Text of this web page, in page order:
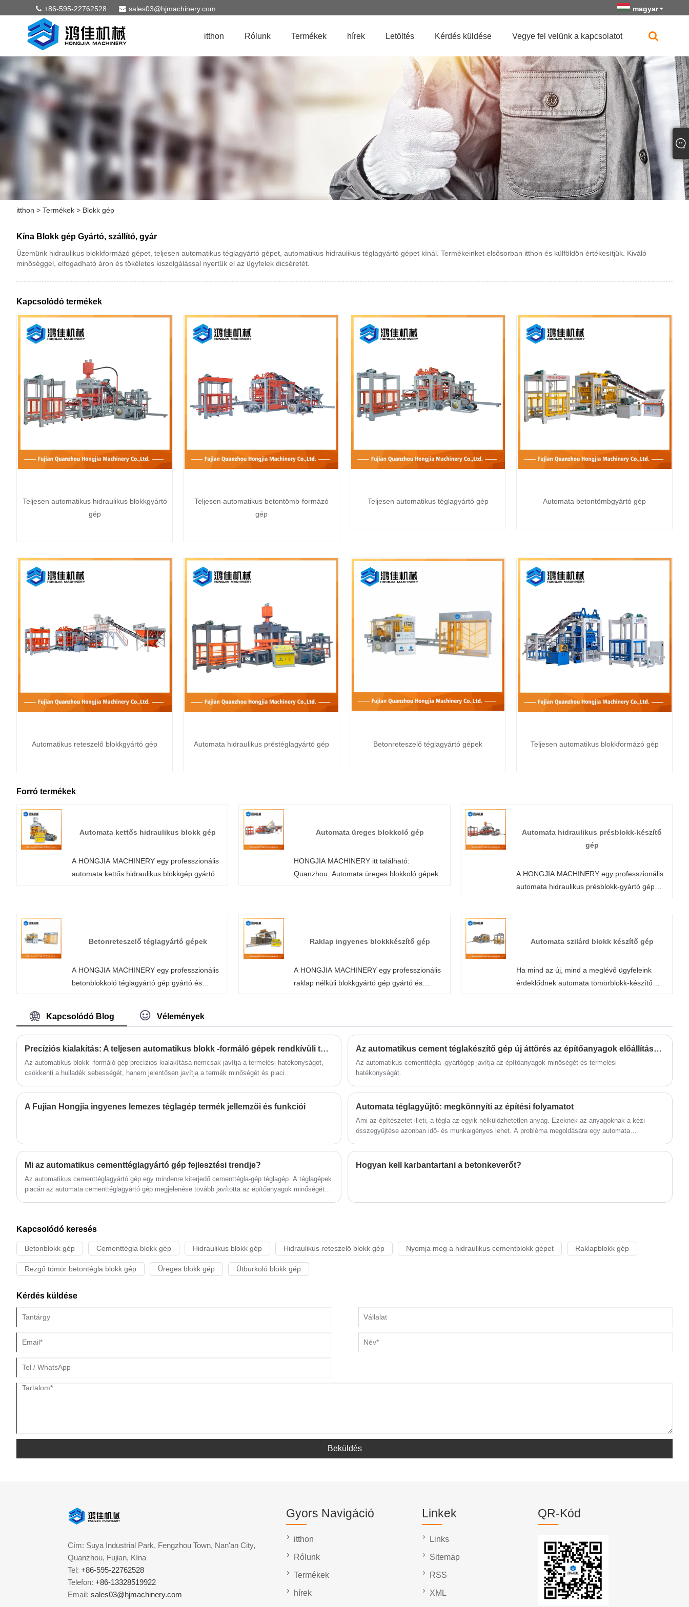
+86-595-22762528 sales03@hjmachinery.com magyar
itthon Rólunk Termékek hírek Letöltés Kérdés küldése Vegye fel velünk a kapcsolatot
itthon > Termékek > Blokk gép
Kína Blokk gép Gyártó, szállító, gyár
Üzemünk hidraulikus blokkformázó gépet, teljesen automatikus téglagyártó gépet, automatikus hidraulikus téglagyártó gépet kínál. Termékeinket elsősorban itthon és külföldön értékesítjük. Kiváló
minőséggel, elfogadható áron és tökéletes kiszolgálással nyertük el az ügyfelek dicséretét.
Kapcsolódó termékek
Teljesen automatikus hidraulikus blokkgyártó
gép
Teljesen automatikus betontömb-formázó
gép
Teljesen automatikus téglagyártó gép Automata betontömbgyártó gép
Automatikus reteszelő blokkgyártó gép Automata hidraulikus préstéglagyártó gép Betonreteszelő téglagyártó gépek Teljesen automatikus blokkformázó gép
Forró termékek
Automata kettős hidraulikus blokk gép
A HONGJIA MACHINERY egy professzionális
automata kettős hidraulikus blokkgép gyártó
A HONGJIA MACHINERY teljesen automatikus
Automata üreges blokkoló gép
HONGJIA MACHINERY itt található:
Quanzhou. Automata üreges blokkoló gépek
történő felhasználásával a hidraulikus
automatikusan befejezi az adagolási,
tömörítési, bontási és téglagyártási
Automata hidraulikus présblokk-készítő
gép
A HONGJIA MACHINERY egy professzionális
automata hidraulikus présblokk-gyártó gép
megnyugodhat, hogy az ár a lelkiismeret,
Betonreteszelő téglagyártó gépek
A HONGJIA MACHINERY egy professzionális
betonblokkoló téglagyártó gép gyártó és
nagykereskedelmi vagy testreszabott raklap
nélküli automata téglagyártó gépén bármikor.
Termékeinkre gyári akciós árakat biztosítunk.
A HONGJIA MACHINERY fali panelek gyártója
és szállítója Kínában.
Raklap ingyenes blokkkészítő gép
A HONGJIA MACHINERY egy professzionális
raklap nélküli blokkgyártó gép gyártó és
HONGJIA MACHINERY a legjobb értékesítés
utáni szolgáltatást és időben történő szállítást
kínálja Önnek.
Automata szilárd blokk készítő gép
Ha mind az új, mind a meglévő ügyfeleink
érdeklődnek automata tömörblokk-készítő
ügyfeleinknek a megfelelő konfiguráció
kiválasztásában a tényleges alkalmazási
igényeik alapján. Kérjük, küldje el nekünk
Kapcsolódó Blog Vélemények
Precíziós kialakítás: A teljesen automatikus blokk -formáló gépek rendkívüli teljesítménye
Az automatikus blokk -formáló gép precíziós kialakítása nemcsak javítja a termelési hatékonyságot,
csökkenti a hulladék sebességét, hanem jelentősen javítja a termék minőségét és piaci
Az automatikus cement téglakészítő gép új áttörés az építőanyagok előállításában?
Az automatikus cementtégla -gyártógép javítja az építőanyagok minőségét és termelési
hatékonyságát.
A Fujian Hongjia ingyenes lemezes téglagép termék jellemzői és funkciói Automata téglagyűjtő: megkönnyíti az építési folyamatot
Ami az építészetet illeti, a tégla az egyik nélkülözhetetlen anyag. Ezeknek az anyagoknak a kézi
összegyűjtése azonban idő- és munkaigényes lehet. A probléma megoldására egy automata
Mi az automatikus cementtéglagyártó gép fejlesztési trendje?
Az automatikus cementtéglagyártó gép egy mindenre kiterjedő cementtégla-gép téglagép. A téglagépek
piacán az automata cementtéglagyártó gép megjelenése tovább javította az építőanyagok minőségét,
Hogyan kell karbantartani a betonkeverőt?
Kapcsolódó keresés
Betonblokk gép Cementtégla blokk gép Hidraulikus blokk gép Hidraulikus reteszelő blokk gép Nyomja meg a hidraulikus cementblokk gépet Raklapblokk gép
Rezgő tömör betontégla blokk gép Üreges blokk gép Útburkoló blokk gép
Kérdés küldése
Beküldés
Cím: Suya Industrial Park, Fengzhou Town, Nan'an City,
Quanzhou, Fujian, Kína
Tel: +86-595-22762528
Telefon: +86-13328519922
Email: sales03@hjmachinery.com
Gyors Navigáció
itthon
Rólunk
Termékek
hírek
Linkek
Links
Sitemap
RSS
XML
QR-Kód